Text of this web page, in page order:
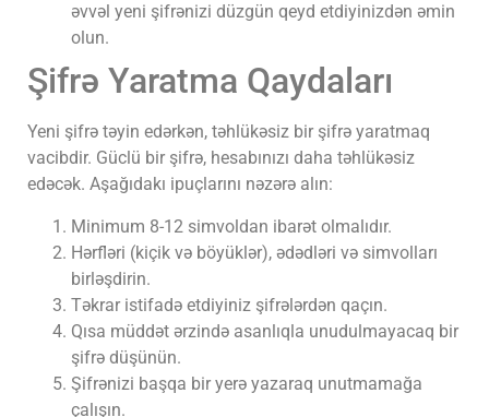
əvvəl yeni şifrənizi düzgün qeyd etdiyinizdən əmin
olun.
Şifrə Yaratma Qaydaları
Yeni şifrə təyin edərkən, təhlükəsiz bir şifrə yaratmaq
vacibdir. Güclü bir şifrə, hesabınızı daha təhlükəsiz
edəcək. Aşağıdakı ipuçlarını nəzərə alın:
Minimum 8-12 simvoldan ibarət olmalıdır.
Hərfləri (kiçik və böyüklər), ədədləri və simvolları
birləşdirin.
Təkrar istifadə etdiyiniz şifrələrdən qaçın.
Qısa müddət ərzində asanlıqla unudulmayacaq bir
şifrə düşünün.
Şifrənizi başqa bir yerə yazaraq unutmamağa
çalışın.